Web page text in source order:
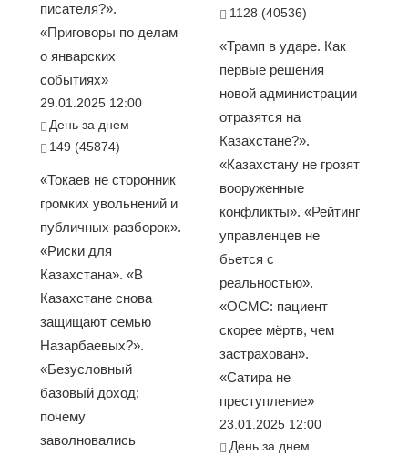
писателя?».
«Приговоры по делам
о январских
событиях»
29.01.2025 12:00
День за днем
149 (45874)
«Токаев не сторонник
громких увольнений и
публичных разборок».
«Риски для
Казахстана». «В
Казахстане снова
защищают семью
Назарбаевых?».
«Безусловный
базовый доход:
почему
заволновались
1128 (40536)
«Трамп в ударе. Как
первые решения
новой администрации
отразятся на
Казахстане?».
«Казахстану не грозят
вооруженные
конфликты». «Рейтинг
управленцев не
бьется с
реальностью».
«ОСМС: пациент
скорее мёртв, чем
застрахован».
«Сатира не
преступление»
23.01.2025 12:00
День за днем